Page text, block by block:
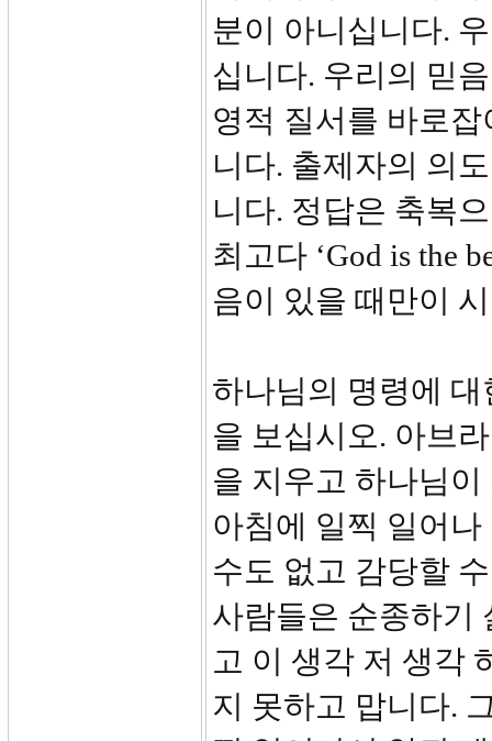
분이 아니십니다.
십니다. 우리의 믿
영적 질서를 바로
니다. 출제자의 의
니다. 정답은 축복
최고다 ‘God is the
음이 있을 때만이
하나님의 명령에
을 보십시오. 아브
을 지우고 하나님
아침에 일찍 일어
수도 없고 감당할
사람들은 순종하기
고 이 생각 저 생각
지 못하고 맙니다.